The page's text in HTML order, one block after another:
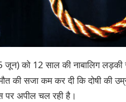
जून) को 12 साल की नाबालिग लड़की
की सजा कम कर दी कि दोषी की
पर अपील चल रही है।